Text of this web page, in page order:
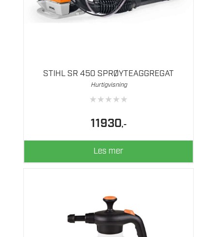
STIHL SR 450 SPRØYTEAGGREGAT
Hurtigvisning
★★★★★
11930,-
Les mer